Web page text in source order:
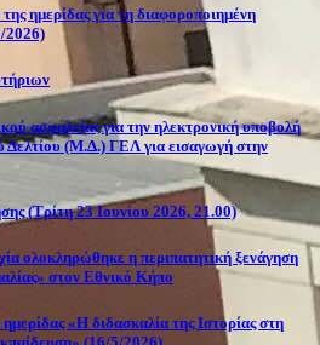
ημερίδας για τη διαφοροποιημένη
2026)
ασφαλείας για την ηλεκτρονική υποβολή
Δελτίου (Μ.Δ.) ΓΕΛ για εισαγωγή στην
(Τρίτη 23 Ιουνίου 2026, 21.00)
ολοκληρώθηκε η περιπατητική ξενάγηση
στον Εθνικό Κήπο
«Η διδασκαλία της Ιστορίας στη